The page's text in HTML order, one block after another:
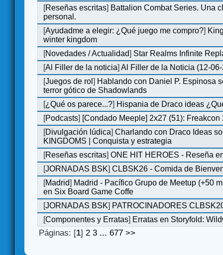
[Reseñas escritas] Battalion Combat Series. Una
personal.
[Ayudadme a elegir: ¿Qué juego me compro?]
winter kingdom
[Novedades / Actualidad] Star Realms Infinite
[Al Filler de la noticia]Al Filler de la Noticia (12-
[Juegos de rol] Hablando con Daniel P. Espinosa
terror gótico de Shadowlands
[¿Qué os parece...?] Hispania de Draco ideas
[Podcasts] [Condado Meeple] 2x27 (51): Freakcon
[Divulgación lúdica]Charlando con Draco Ideas
KINGDOMS | Conquista y estrategia
[Reseñas escritas]ONE HIT HEROES - Reseña
[JORNADAS BSK]CLBSK26 - Comida de
[Madrid] Madrid - Pacífico Grupo de Meetup (+50
en Six Board Game Coffe
[JORNADAS BSK] PATROCINADORES
[Componentes y Erratas] Erratas en Storyfold:
Páginas: [1]2 3 ...677 >>